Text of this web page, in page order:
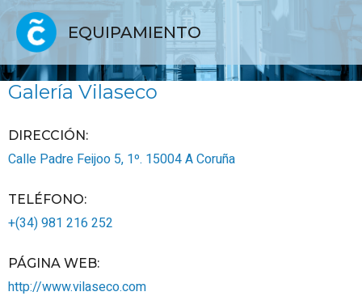
EQUIPAMIENTO
Galería Vilaseco
DIRECCIÓN:
Calle Padre Feijoo 5, 1º. 15004A Coruña
TELÉFONO:
+(34) 981 216 252
PÁGINA WEB:
http://www.vilaseco.com